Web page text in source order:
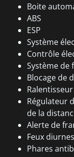
Boite
ABS
ESP
Système
Contrôle
Système de
Blocage de
Ralentisseur
Régulateur
de la
Alerte de
Feux
Phares